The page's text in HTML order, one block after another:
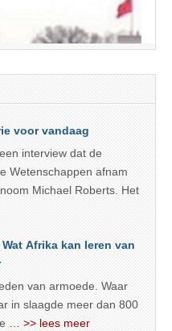
voor vandaag
interview dat de
Wetenschappen afnam
Michael Roberts. Het
Afrika kan leren van
van armoede. Waar
in slaagde meer dan 800
… >> lees meer